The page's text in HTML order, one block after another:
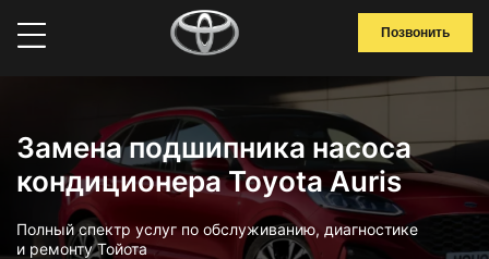
Позвонить
Замена подшипника насоса
кондиционера Toyota Auris
Полный спектр услуг по обслуживанию, диагностике
и ремонту Тойота